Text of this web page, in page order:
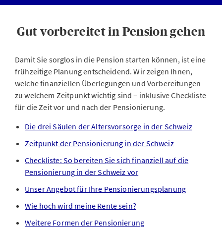
Gut vorbereitet in Pension gehen
Damit Sie sorglos in die Pension starten können, ist eine
frühzeitige Planung entscheidend. Wir zeigen Ihnen,
welche finanziellen Überlegungen und Vorbereitungen
zu welchem Zeitpunkt wichtig sind – inklusive Checkliste
für die Zeit vor und nach der Pensionierung.
Die drei Säulen der Altersvorsorge in der Schweiz
Zeitpunkt der Pensionierung in der Schweiz
Checkliste: So bereiten Sie sich finanziell auf die
Pensionierung in der Schweiz vor
Unser Angebot für Ihre Pensionierungsplanung
Wie hoch wird meine Rente sein?
Weitere Formen der Pensionierung